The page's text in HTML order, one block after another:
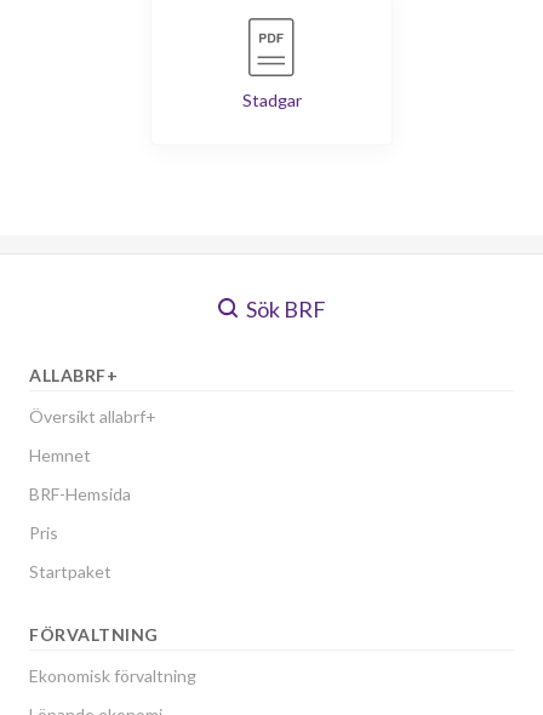
Stadgar
Sök BRF
ALLABRF+
Översikt allabrf+
Hemnet
BRF-Hemsida
Pris
Startpaket
FÖRVALTNING
Ekonomisk förvaltning